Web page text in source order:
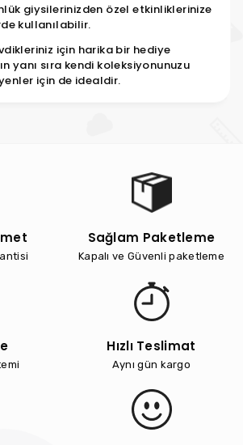
giysilerinizden özel etkinliklerinize
kullanılabilir.
için harika bir hediye
yanı sıra kendi koleksiyonunuzu
için de idealdir.
Sağlam Paketleme
Kapalı ve Güvenli paketleme
Hızlı Teslimat
Aynı gün kargo